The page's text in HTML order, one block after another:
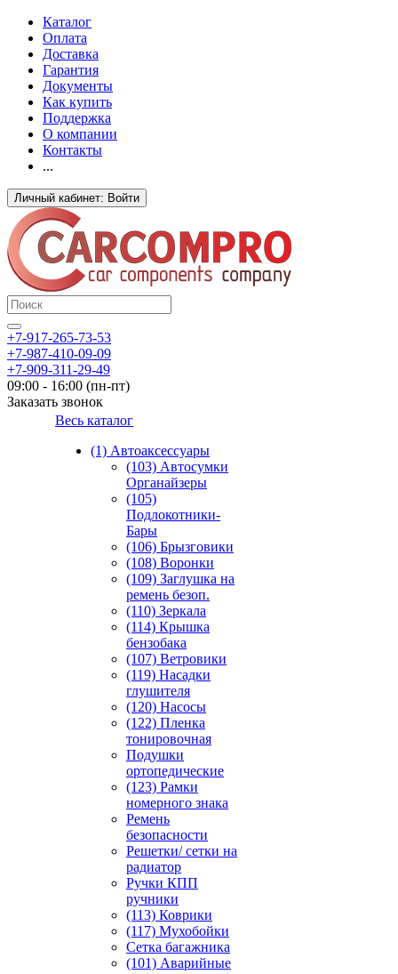
Каталог
Оплата
Доставка
Гарантия
Документы
Как купить
Поддержка
О компании
Контакты
...
Личный кабинет: Войти
+7-917-265-73-53
+7-987-410-09-09
+7-909-311-29-49
09:00 - 16:00 (пн-пт)
Заказать звонок
Весь каталог
(1) Автоаксессуары
(103) Автосумки
Органайзеры
(105)
Подлокотники-
Бары
(106) Брызговики
(108) Воронки
(109) Заглушка на
ремень безоп.
(110) Зеркала
(114) Крышка
бензобака
(107) Ветровики
(119) Насадки
глушителя
(120) Насосы
(122) Пленка
тонировочная
Подушки
ортопедические
(123) Рамки
номерного знака
Ремень
безопасности
Решетки/ сетки на
радиатор
Ручки КПП
ручники
(113) Коврики
(117) Мухобойки
Сетка багажника
(101) Аварийные